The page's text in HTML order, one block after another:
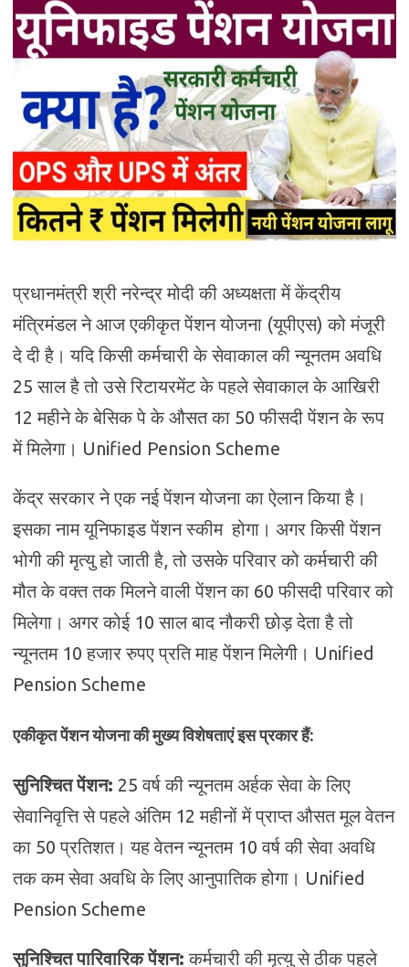
प्रधानमंत्री श्री नरेन्द्र मोदी की अध्यक्षता में केंद्रीय
मंत्रिमंडल ने आज एकीकृत पेंशन योजना (यूपीएस) को मंजूरी
दे दी है। यदि किसी कर्मचारी के सेवाकाल की न्यूनतम अवधि
25 साल है तो उसे रिटायरमेंट के पहले सेवाकाल के आखिरी
12 महीने के बेसिक पे के औसत का 50 फीसदी पेंशन के रूप
में मिलेगा। Unified Pension Scheme
केंद्र सरकार ने एक नई पेंशन योजना का ऐलान किया है।
इसका नाम यूनिफाइड पेंशन स्कीम होगा। अगर किसी पेंशन
भोगी की मृत्यु हो जाती है, तो उसके परिवार को कर्मचारी की
मौत के वक्त तक मिलने वाली पेंशन का 60 फीसदी परिवार को
मिलेगा। अगर कोई 10 साल बाद नौकरी छोड़ देता है तो
न्यूनतम 10 हजार रुपए प्रति माह पेंशन मिलेगी। Unified
Pension Scheme
एकीकृत पेंशन योजना की मुख्य विशेषताएं इस प्रकार हैं:
सुनिश्चित पेंशन: 25 वर्ष की न्यूनतम अर्हक सेवा के लिए
सेवानिवृत्ति से पहले अंतिम 12 महीनों में प्राप्त औसत मूल वेतन
का 50 प्रतिशत। यह वेतन न्यूनतम 10 वर्ष की सेवा अवधि
तक कम सेवा अवधि के लिए आनुपातिक होगा। Unified
Pension Scheme
सुनिश्चित पारिवारिक पेंशन: कर्मचारी की मृत्यु से ठीक पहले